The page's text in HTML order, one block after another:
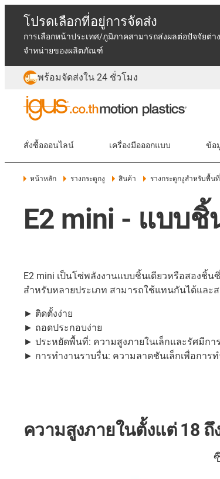
โปรดเลือกที่อยู่การจัดส่ง
การเลือกหน้าประเทศ/ภูมิภาคสามารถส่งผลต่อปัจจัยต่า
จำหน่ายของผลิตภัณฑ์
พร้อมจัดส่งใน 24 ชั่วโมง
สั่งซื้อออนไลน์ เครื่องมือออกแบบ ข้อ
หน้าหลัก รางกระดูกงู สินค้า รางกระดูกงูสำหรับพื้น
E2 mini - แบบ
E2 mini เป็นโซ่พลังงานแบบชิ้นเดียวหรือสองชิ้น
สำหรับหลายประเภท สามารถใช้แทนกันได้และ
► ติดตั้งง่าย
► ถอดประกอบง่าย
► ประหยัดพื้นที่: ความสูงภายในเล็กและรัศมีกา
► การทำงานราบรื่น: ความลาดชันเล็กเพื่อการ
ความสูงภายในตั้งแต่ 18